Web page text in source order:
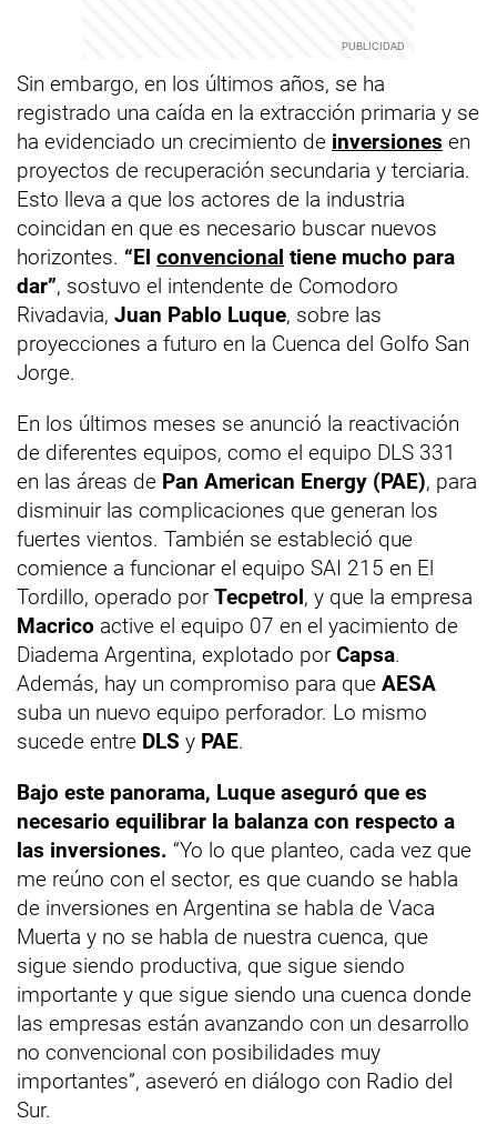
Sin embargo, en los últimos años, se ha
registrado una caída en la extracción primaria y se
ha evidenciado un crecimiento de inversiones en
proyectos de recuperación secundaria y terciaria.
Esto lleva a que los actores de la industria
coincidan en que es necesario buscar nuevos
horizontes. “El convencional tiene mucho para
dar”, sostuvo el intendente de Comodoro
Rivadavia, Juan Pablo Luque, sobre las
proyecciones a futuro en la Cuenca del Golfo San
Jorge.
En los últimos meses se anunció la reactivación
de diferentes equipos, como el equipo DLS 331
en las áreas de Pan American Energy (PAE), para
disminuir las complicaciones que generan los
fuertes vientos. También se estableció que
comience a funcionar el equipo SAI 215 en El
Tordillo, operado por Tecpetrol, y que la empresa
Macrico active el equipo 07 en el yacimiento de
Diadema Argentina, explotado por Capsa.
Además, hay un compromiso para que AESA
suba un nuevo equipo perforador. Lo mismo
sucede entre DLS y PAE.
Bajo este panorama, Luque aseguró que es
necesario equilibrar la balanza con respecto a
las inversiones. “Yo lo que planteo, cada vez que
me reúno con el sector, es que cuando se habla
de inversiones en Argentina se habla de Vaca
Muerta y no se habla de nuestra cuenca, que
sigue siendo productiva, que sigue siendo
importante y que sigue siendo una cuenca donde
las empresas están avanzando con un desarrollo
no convencional con posibilidades muy
importantes”, aseveró en diálogo con Radio del
Sur.